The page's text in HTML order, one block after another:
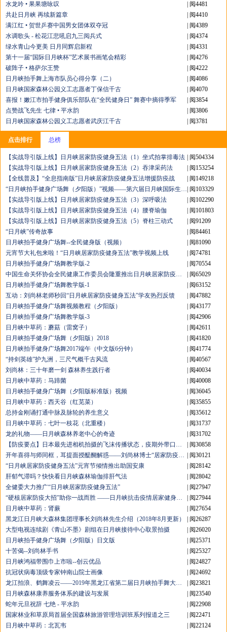
水龙吟 • 果果塘咏叹
| 阅4481
共赴日月峡 再续新篇章
| 阅4410
满江红 • 贺世乒赛中国男女团体双夺冠
| 阅4389
水调歌头 - 松花江悲吼启九三阅兵式
| 阅4374
绿水青山今更美 日月同辉启新程
| 阅4331
第十一届“国际日月峡杯”艺术展书画笔会精彩
| 阅4276
破阵子 • 格萨尔王赞
| 阅4222
日月峡拍手舞上海市队员心得分享（二）
| 阅4086
日月峡国家森林公园义工志愿者丁保信千古
| 阅4070
喜报！嫩江市拍手健身俱乐部队在“全民健身日” 舞赛中摘得季军
| 阅3854
点赞战飞先生 七律 • 平水韵
| 阅3806
日月峡国家森林公园义工志愿者武庆江千古
| 阅3781
点击排行 总榜
【实战导引版上线】日月峡居家防疫健身五法（1）坐式拍掌排毒法
| 阅504334
【实战导引版上线】日月峡居家防疫健身五法（2）吞津采药法
| 阅153254
【全线普及】“全息指南版”日月峡居家防疫健身五法增援防疫战
| 阅149218
“日月峡拍手健身广场舞（夕阳版）”视频——第六届日月峡国际生态文化节（二） | 阅103329
【实战导引版上线】日月峡居家防疫健身五法（3）深呼吸法
| 阅102290
【实战导引版上线】日月峡居家防疫健身五法（4）腰脊瑜伽
| 阅101803
【实战导引版上线】日月峡居家防疫健身五法（5）脊柱三动式
| 阅91209
“日月峡”传奇故事
| 阅84461
日月峡拍手健身广场舞--全民健身版（视频）
| 阅81090
元宵节大礼包来啦！“日月峡居家防疫健身五法”教学视频上线
| 阅74781
日月峡拍手健身广场舞教学版-2
| 阅70554
中国生命关怀协会全民健康工作委员会隆重推出日月峡居家防疫健身五法
| 阅65029
日月峡拍手健身广场舞教学版-1
| 阅63152
互动：刘尚林老师秒回“日月峡居家防疫健身五法”学友热烈反馈
| 阅47882
日月峡拍手健身广场舞视频教程（夕阳版）
| 阅43177
日月峡拍手健身广场舞教学版-3
| 阅42906
日月峡中草药：蘑菇（雷窝子）
| 阅42611
日月峡拍手健身广场舞（夕阳版）2018
| 阅41820
日月峡拍手健身广场舞2017端午（中文版6分钟）
| 阅41774
“持剑英雄”护九洲，三尺气概千古风流
| 阅40567
刘尚林：三十年磨一剑 森林养生践行者
| 阅40034
日月峡中草药：马蹄菌
| 阅40008
日月峡拍手健身广场舞（夕阳版标准版）视频
| 阅36045
日月峡中草药：西天谷（红苋菜）
| 阅35855
总持金刚诵打通中脉及脉轮的养生意义
| 阅35612
日月峡中草药：七叶一枝花（北重楼）
| 阅31737
龙的礼物——日月峡森林养老中心的奇迹
| 阅31702
【防疫要点】日本最先进相机拍摄的飞沫传播状态，疫期外带口罩内强免疫很重要
| 阅30858
开年喜得与师同框，耳提面授醍醐解惑——刘尚林博士“居家防疫健身五法”空中课堂答疑精选（二）
| 阅30121
“日月峡居家防疫健身五法”元宵节倾情推出助国安康
| 阅28142
肝郁气滞吗？快快看日月峡森林瑜伽排肝气法
| 阅28042
全健委大力推广“日月峡居家防疫健身五法”
| 阅27947
“硬核居家防疫大招”助你一战而胜 ——日月峡抗击疫情居家健身五法教学视频问世
| 阅27944
日月峡中草药：肾蕨
| 阅27654
黑龙江日月峡大森林集团理事长刘尚林先生介绍（2018年8月更新）
| 阅26287
大型电视连续剧《青山不墨》剧组在日月峡接待中心取景拍摄
| 阅26020
日月峡拍手健身广场舞（夕阳版）日文版
| 阅25371
十苦偈--刘尚林手书
| 阅25327
日月峡鸿福带围巾上市啦--创云优品
| 阅24827
抗冠状病毒顶级专家钟南山院士画像
| 阅24692
龙江拍浪、鹤舞凌云——2019年黑龙江省第二届日月峡拍手舞大赛暨鹤岗市第二届大型广场舞展演完美收官
| 阅23821
日月峡森林康养服务体系的建设与发展
| 阅23540
蛇年元旦祝辞 七绝 - 平水韵
| 阅22908
国家林业和草原局首届全国森林旅游管理培训班系列报道之三
| 阅22471
日月峡中草药：北瓦韦
| 阅22124